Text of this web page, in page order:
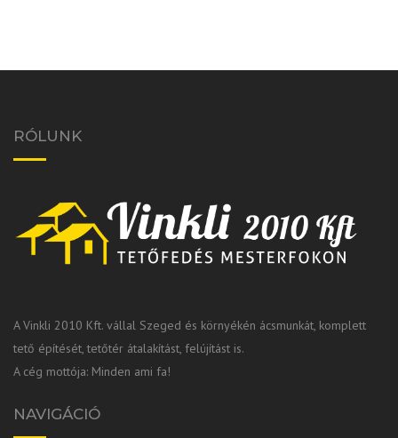
RÓLUNK
A Vinkli 2010 Kft. vállal Szeged és környékén ácsmunkát, komplett
tető építését, tetőtér átalakítást, felújítást is.
A cég mottója: Minden ami fa!
NAVIGÁCIÓ